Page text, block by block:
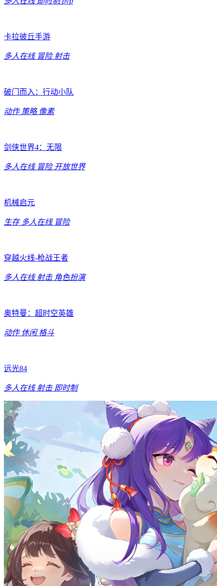
卡拉彼丘手游
多人在线 冒险 射击
破门而入：行动小队
动作 策略 像素
剑侠世界4：无限
多人在线 冒险 开放世界
机械启元
生存 多人在线 冒险
穿越火线-枪战王者
多人在线 射击 角色扮演
奥特曼：超时空英雄
动作 休闲 格斗
远光84
多人在线 射击 即时制